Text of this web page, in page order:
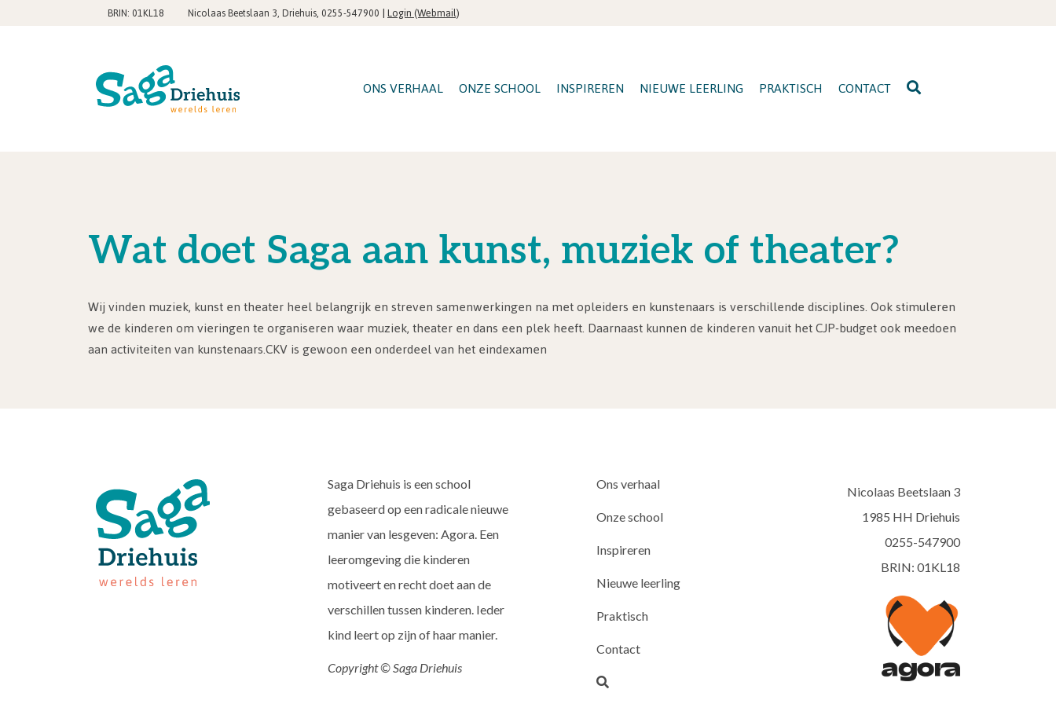
BRIN: 01KL18 Nicolaas Beetslaan 3, Driehuis, 0255-547900 |Login (Webmail)
ONS VERHAAL ONZE SCHOOL INSPIREREN NIEUWE LEERLING PRAKTISCH CONTACT
Wat doet Saga aan kunst, muziek of theater?
Wij vinden muziek, kunst en theater heel belangrijk en streven samenwerkingen na met opleiders en kunstenaars is verschillende disciplines. Ook stimuleren
we de kinderen om vieringen te organiseren waar muziek, theater en dans een plek heeft. Daarnaast kunnen de kinderen vanuit het CJP-budget ook meedoen
aan activiteiten van kunstenaars.CKV is gewoon een onderdeel van het eindexamen
Saga Driehuis is een school
gebaseerd op een radicale nieuwe
manier van lesgeven: Agora. Een
leeromgeving die kinderen
motiveert en recht doet aan de
verschillen tussen kinderen. Ieder
kind leert op zijn of haar manier.
Copyright © Saga Driehuis
Ons verhaal
Onze school
Inspireren
Nieuwe leerling
Praktisch
Contact
Nicolaas Beetslaan 3
1985 HH Driehuis
0255-547900
BRIN: 01KL18